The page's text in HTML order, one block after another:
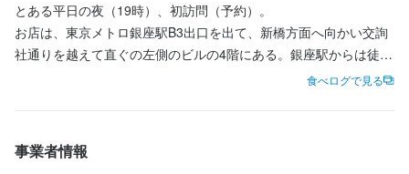
とある平日の夜（19時）、初訪問（予約）。
お店は、東京メトロ銀座駅B3出口を出て、新橋方面へ向かい交詢
社通りを越えて直ぐの左側のビルの4階にある。銀座駅からは徒歩
フレンチコースの飲み放題を堪能。
・突き出し
食べログで見る
事業者情報
株式会社Planet-E